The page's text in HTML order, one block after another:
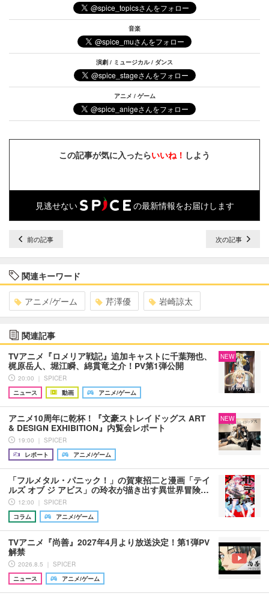
音楽
演劇 / ミュージカル / ダンス
アニメ / ゲーム
この記事が気に入ったらいいね！ しよう
見逃せない の最新情報をお届けします
前の記事 次の記事
関連キーワード
アニメ/ゲーム 芹澤優 岩崎諒太
関連記事
TVアニメ『ロメリア戦記』追加キャストに千葉翔也、
梶原岳人、堀江瞬、綿貫竜之介！PV第1弾公開
20:00 ｜ SPICER
ニュース
動画 アニメ/ゲーム
NEW
アニメ10周年に乾杯！『文豪ストレイドッグス ART
& DESIGN EXHIBITION』内覧会レポート
19:00 ｜ SPICER
レポート
アニメ/ゲーム
NEW
「フルメタル・パニック！」の賀東招二と漫画「テイ
ルズ オブ ジ アビス」の玲衣が描き出す異世界冒険…
12:00 ｜ SPICER
コラム
アニメ/ゲーム
TVアニメ『尚善』2027年4月より放送決定！第1弾PV
解禁
2026.8.5 ｜ SPICER
ニュース
アニメ/ゲーム